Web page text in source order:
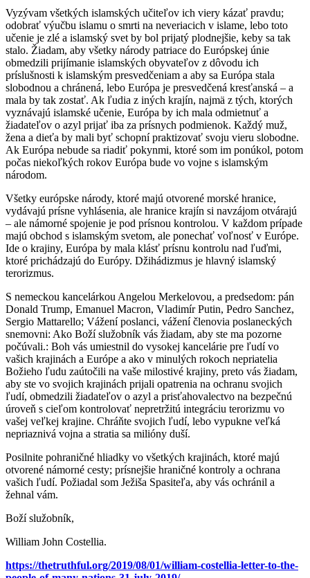
Vyzývam všetkých islamských učiteľov ich viery kázať pravdu;
odobrať výučbu islamu o smrti na neveriacich v islame, lebo toto
učenie je zlé a islamský svet by bol prijatý plodnejšie, keby sa tak
stalo. Žiadam, aby všetky národy patriace do Európskej únie
obmedzili prijímanie islamských obyvateľov z dôvodu ich
príslušnosti k islamským presvedčeniam a aby sa Európa stala
slobodnou a chránená, lebo Európa je presvedčená kresťanská – a
mala by tak zostať. Ak ľudia z iných krajín, najmä z tých, ktorých
vyznávajú islamské učenie, Európa by ich mala odmietnuť a
žiadateľov o azyl prijať iba za prísnych podmienok. Každý muž,
žena a dieťa by mali byť schopní praktizovať svoju vieru slobodne.
Ak Európa nebude sa riadiť pokynmi, ktoré som im ponúkol, potom
počas niekoľkých rokov Európa bude vo vojne s islamským
národom.
Všetky európske národy, ktoré majú otvorené morské hranice,
vydávajú prísne vyhlásenia, ale hranice krajín si navzájom otvárajú
– ale námorné spojenie je pod prísnou kontrolou. V každom prípade
majú obchod s islamským svetom, ale ponechať voľnosť v Európe.
Ide o krajiny, Európa by mala klásť prísnu kontrolu nad ľuďmi,
ktoré prichádzajú do Európy. Džihádizmus je hlavný islamský
terorizmus.
S nemeckou kancelárkou Angelou Merkelovou, a predsedom: pán
Donald Trump, Emanuel Macron, Vladimír Putin, Pedro Sanchez,
Sergio Mattarello; Vážení poslanci, vážení členovia poslaneckých
snemovni: Ako Boží služobník vás žiadam, aby ste ma pozorne
počúvali.: Boh vás umiestnil do vysokej kancelárie pre ľudí vo
vašich krajinách a Európe a ako v minulých rokoch nepriatelia
Božieho ľudu zaútočili na vaše milostivé krajiny, preto vás žiadam,
aby ste vo svojich krajinách prijali opatrenia na ochranu svojich
ľudí, obmedzili žiadateľov o azyl a prisťahovalectvo na bezpečnú
úroveň s cieľom kontrolovať nepretržitú integráciu terorizmu vo
vašej veľkej krajine. Chráňte svojich ľudí, lebo vypukne veľká
nepriaznivá vojna a stratia sa milióny duší.
Posilnite pohraničné hliadky vo všetkých krajinách, ktoré majú
otvorené námorné cesty; prísnejšie hraničné kontroly a ochrana
vašich ľudí. Požiadal som Ježiša Spasiteľa, aby vás ochránil a
žehnal vám.
Boží služobník,
William John Costellia.
https://thetruthful.org/2019/08/01/william-costellia-letter-to-the-